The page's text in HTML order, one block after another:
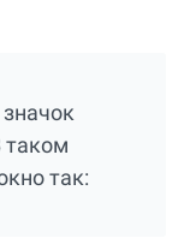
таком
так: